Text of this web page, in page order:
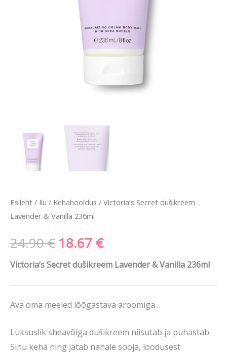
Esileht / Ilu / Kehahooldus / Victoria’s Secret dušikreem
Lavender & Vanilla 236ml
24.90€ 18.67 €
Victoria’s Secret dušikreem Lavender & Vanilla 236ml
Ava oma meeled lõõgastava aroomiga…
Luksuslik sheavõiga dušikreem niisutab ja puhastab
Sinu keha ning jätab nahale sooja, loodusest